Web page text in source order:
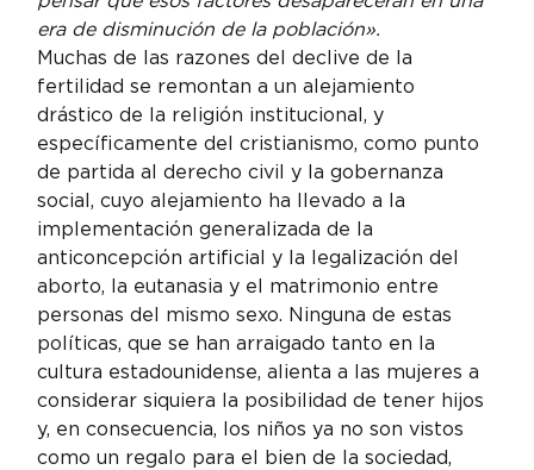
era de disminución de la población».
Muchas de las razones del declive de la
fertilidad se remontan a un alejamiento
drástico de la religión institucional, y
específicamente del cristianismo, como punto
de partida al derecho civil y la gobernanza
social, cuyo alejamiento ha llevado a la
implementación generalizada de la
anticoncepción artificial y la legalización del
aborto, la eutanasia y el matrimonio entre
personas del mismo sexo. Ninguna de estas
políticas, que se han arraigado tanto en la
cultura estadounidense, alienta a las mujeres a
considerar siquiera la posibilidad de tener hijos
y, en consecuencia, los niños ya no son vistos
como un regalo para el bien de la sociedad,